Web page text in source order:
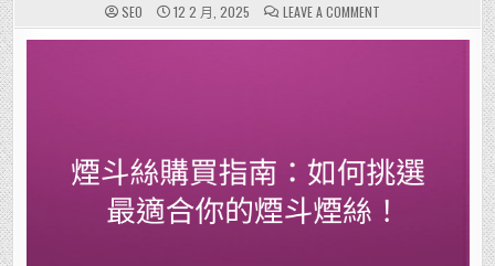
SEO 12 2 月, 2025 LEAVE A COMMENTON
煙
斗
選
最
適
合
你
的